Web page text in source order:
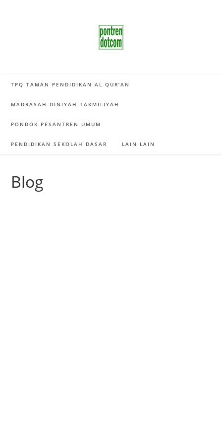
TPQ TAMAN PENDIDIKAN AL QUR’AN
MADRASAH DINIYAH TAKMILIYAH
PONDOK PESANTREN UMUM
PENDIDIKAN SEKOLAH DASAR LAIN LAIN
Blog